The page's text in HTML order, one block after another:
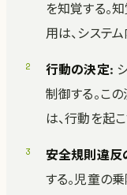
を知覚する。
用は、システ
行動の決定:
制御する。こ
は、行動を起
安全規則違反
する。児童の